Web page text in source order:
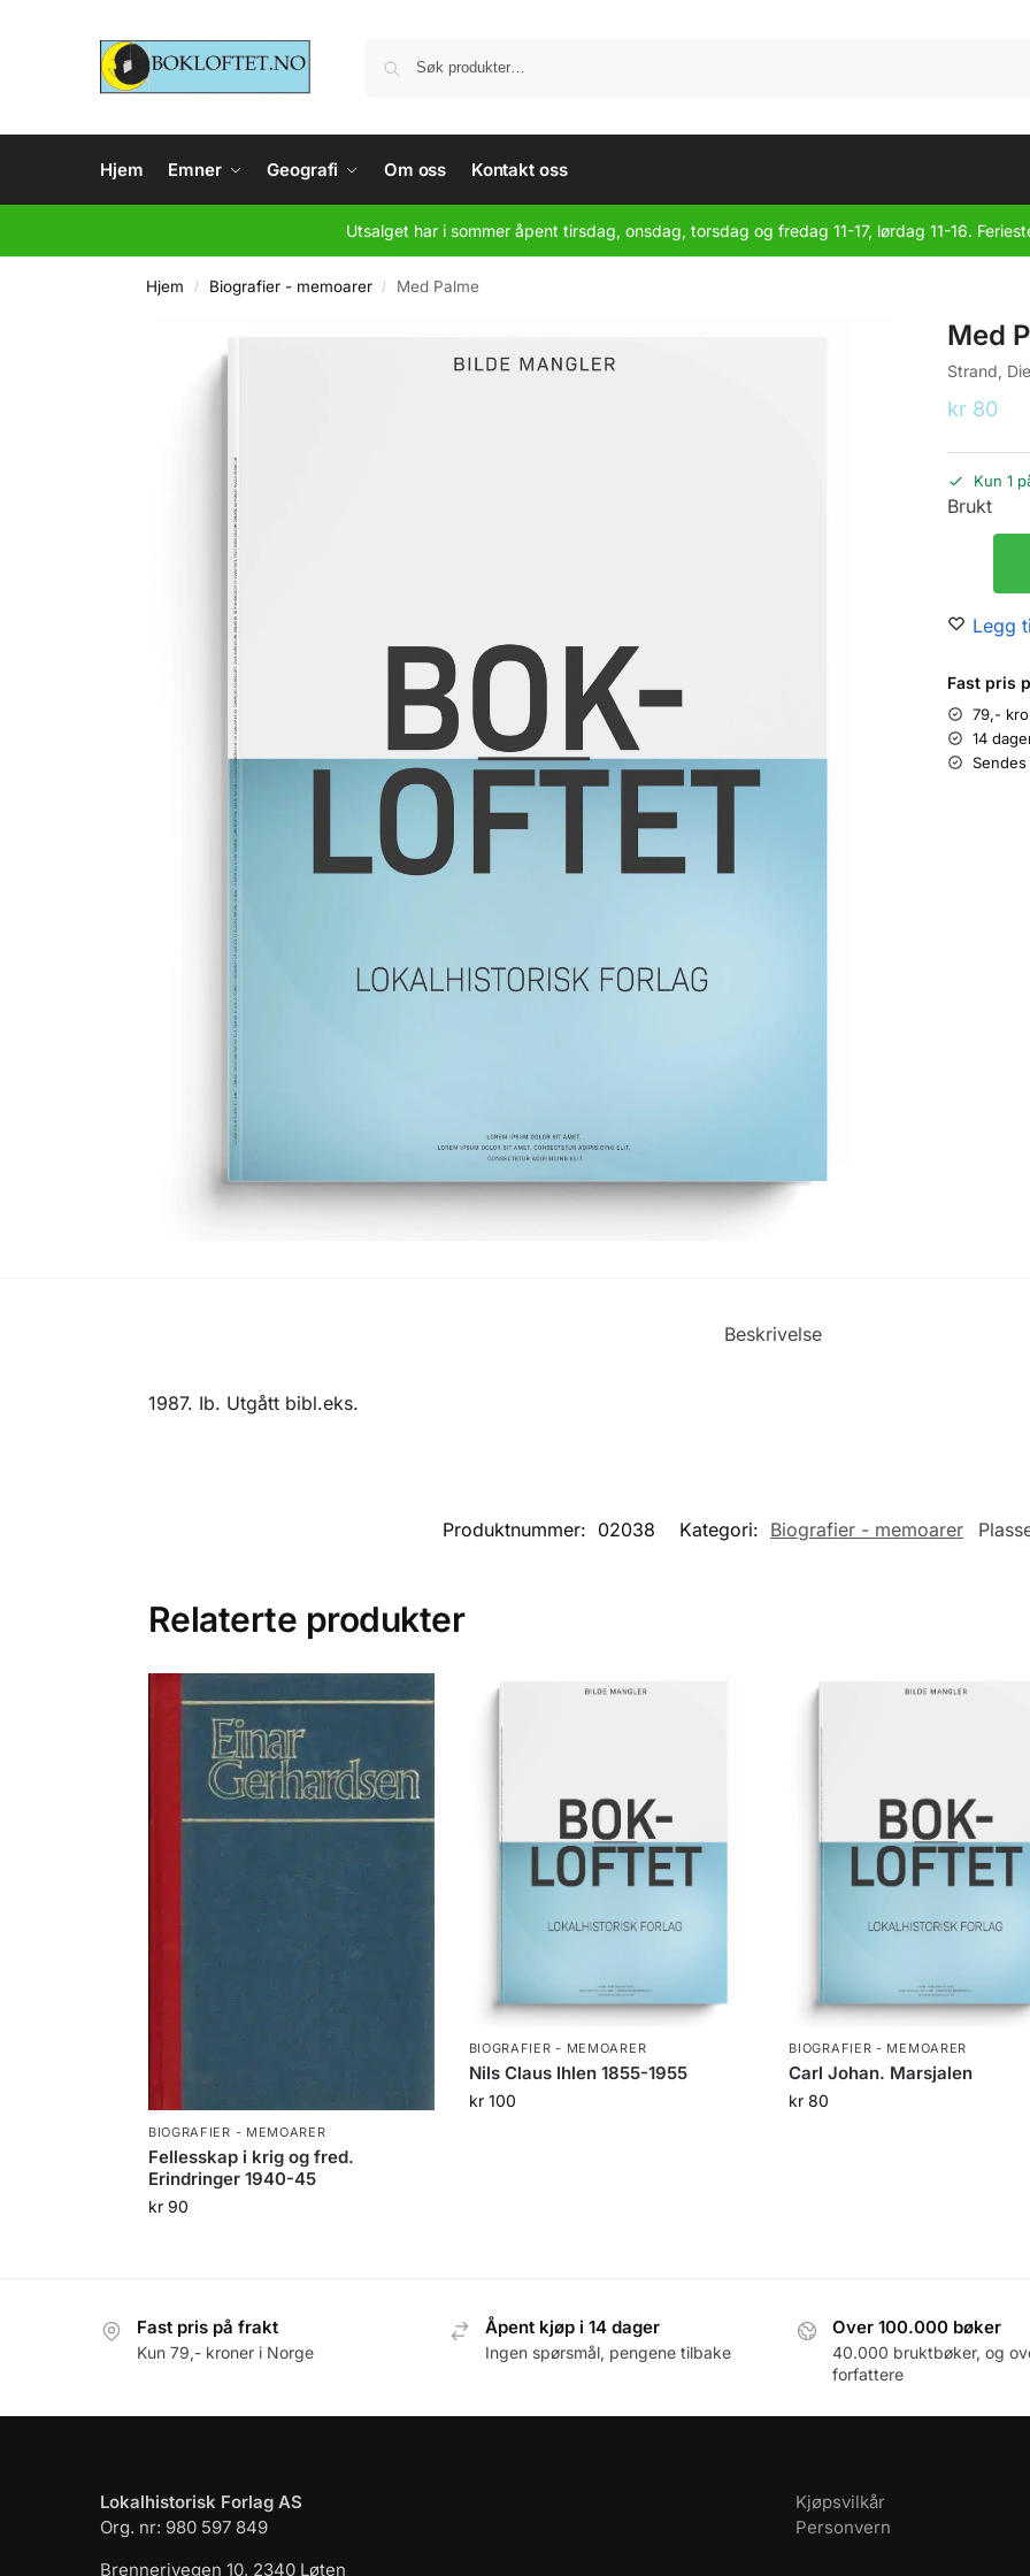
Hjem Emner Geografi Om oss Kontakt oss
Utsalget har i sommer åpent tirsdag, onsdag, torsdag og fredag 11-17, lørdag 11-16.
Hjem / Biografier - memoarer / Med Palme
Med
Strand,
kr 80
Kun 1
Brukt
Legg
Fast pris
79,-
14
Beskrivelse
1987. Ib. Utgått bibl.eks.
Produktnummer: 02038 Kategori: Biografier - memoarer
Relaterte produkter
BIOGRAFIER - MEMOARER
Fellesskap i krig og fred.
Erindringer 1940-45
kr90
BIOGRAFIER - MEMOARER
Nils Claus Ihlen 1855-1955
kr100
BIOGRAFIER - MEMOARER
Carl Johan. Marsjalen
kr 80
Fast pris på frakt
Kun 79,- kroner i Norge
Åpent kjøp i 14 dager
Ingen spørsmål, pengene tilbake
Over 100.000 bøker
40.000 bruktbøker, og
forfattere
Lokalhistorisk Forlag AS
Org. nr: 980 597 849
Brennerivegen 10, 2340 Løten
Kjøpsvilkår
Personvern